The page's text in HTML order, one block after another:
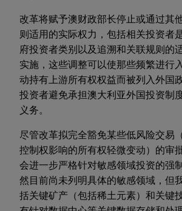
改革将赋予澳财政部长停止或通过其
则适用的实际权力，包括相关投资者
府投资者类别以及追溯和关联规则的
实施，这些调整可以使那些频繁进行
动持有上游所有权权益而被列入外国
投资者避免承担澳大利亚外国投资制
义务。
尽管改革拟完全豁免某些低风险交易
控制权影响的所有权轻微变动）的审
会进一步严格针对敏感领域投资的强
然目前尚未列明具体的敏感领域，但
括关键矿产（包括稀土元素）和关键